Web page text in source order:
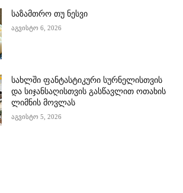
საზამთრო თუ ნესვი
აგვისტო 6, 2026
სახლში ფანტასტიკური სურნელისთვის
და სიჯანსაღისთვის გასწავლით ოთახის
ლიმნის მოვლას
აგვისტო 5, 2026